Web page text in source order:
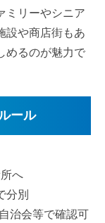
ミリーやシニア
設や商店街もあ
めるのが魅力で
ール
へ
分別
治会等で確認可